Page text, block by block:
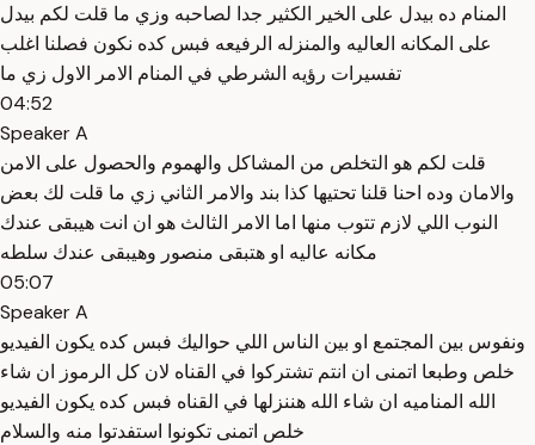
المنام ده بيدل على الخير الكثير جدا لصاحبه وزي ما قلت لكم بيدل
على المكانه العاليه والمنزله الرفيعه فبس كده نكون فصلنا اغلب
تفسيرات رؤيه الشرطي في المنام الامر الاول زي ما
04:52
Speaker A
قلت لكم هو التخلص من المشاكل والهموم والحصول على الامن
والامان وده احنا قلنا تحتيها كذا بند والامر الثاني زي ما قلت لك بعض
النوب اللي لازم تتوب منها اما الامر الثالث هو ان انت هيبقى عندك
مكانه عاليه او هتبقى منصور وهيبقى عندك سلطه
05:07
Speaker A
ونفوس بين المجتمع او بين الناس اللي حواليك فبس كده يكون الفيديو
خلص وطبعا اتمنى ان انتم تشتركوا في القناه لان كل الرموز ان شاء
الله المناميه ان شاء الله هننزلها في القناه فبس كده يكون الفيديو
خلص اتمنى تكونوا استفدتوا منه والسلام